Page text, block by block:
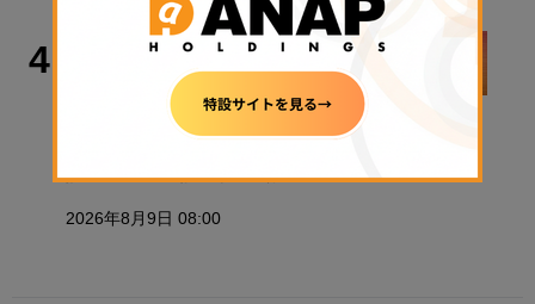
4 取材・コラム
【速報】金融庁、暗号資産・ステーブ
ルコイン課を新設／警察庁、すべての
暗号資産交換業者に出庫制限強化を要
請【日曜日に読みたい厳選10本】
2026年8月9日 08:00